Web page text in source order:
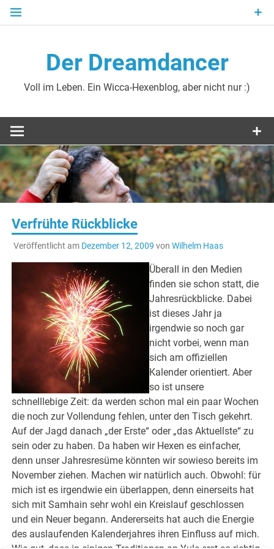
Zum
Der Dreamdancer
Voll im Leben. Ein Wicca-Hexenblog, aber nicht nur :)
Verfrühte Rückblicke
Veröffentlicht am Dezember 12, 2009 von Wilhelm Haas
Überall in den Medien
finden sie schon statt, die
Jahresrückblicke. Dabei
ist dieses Jahr ja
irgendwie so noch gar
nicht vorbei, wenn man
sich am offiziellen
Kalender orientiert. Aber
so ist unsere
schnelllebige Zeit: da werden schon mal ein paar Wochen
die noch zur Vollendung fehlen, unter den Tisch gekehrt.
Auf der Jagd danach „der Erste“ oder „das Aktuellste“ zu
sein oder zu haben. Da haben wir Hexen es einfacher,
denn unser Jahresresüme könnten wir sowieso bereits im
November ziehen. Machen wir natürlich auch. Obwohl: für
mich ist es irgendwie ein überlappen, denn einerseits hat
sich mit Samhain sehr wohl ein Kreislauf geschlossen
und ein Neuer begann. Andererseits hat auch die Energie
des auslaufenden Kalenderjahres ihren Einfluss auf mich.